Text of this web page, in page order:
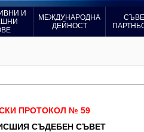
И
МЕЖДУНАРОДНА
ДЕЙНОСТ
ПРОТОКОЛ № 59
СЪДЕБЕН СЪВЕТ